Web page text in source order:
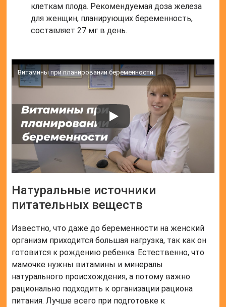
клеткам плода. Рекомендуемая доза железа
для женщин, планирующих беременность,
составляет 27 мг в день.
Витамины при планировании беременности
Натуральные источники
питательных веществ
Известно, что даже до беременности на женский
организм приходится большая нагрузка, так как он
готовится к рождению ребенка. Естественно, что
мамочке нужны витамины и минералы
натурального происхождения, а потому важно
рационально подходить к организации рациона
питания. Лучше всего при подготовке к